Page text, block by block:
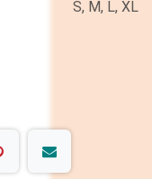
S, M, L, XL